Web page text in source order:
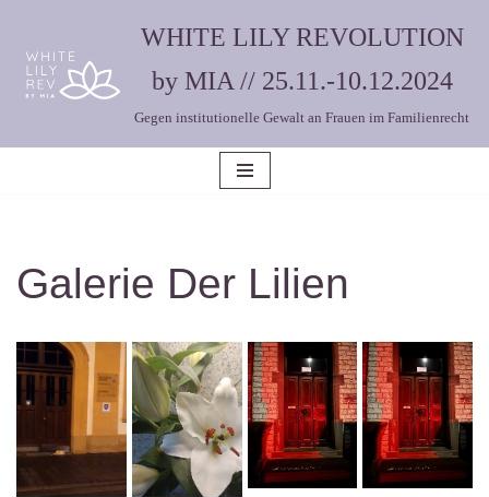
Zum
Inhalt
WHITE LILY REVOLUTION
by MIA // 25.11.-10.12.2024
Gegen institutionelle Gewalt an Frauen im Familienrecht
Galerie Der Lilien